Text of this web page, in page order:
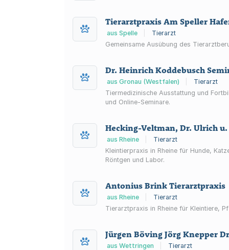
Tierarztpraxis Am Speller
aus Spelle
Tierarzt
Gemeinsame Ausübung des
Dr. Heinrich Koddebusch
aus Gronau (Westfalen)
Tierarzt
Tiermedizinische Ausstattung und
und Online-Seminare.
Hecking-Veltman, Dr. Ulrich
aus Rheine
Tierarzt
Kleintierpraxis in Rheine für Hunde,
Röntgen und Labor.
Antonius Brink Tierarztpraxis
aus Rheine
Tierarzt
Tierarztpraxis in Rheine für Kleintiere,
Jürgen Böving Jörg Knepper
aus Wettringen
Tierarzt